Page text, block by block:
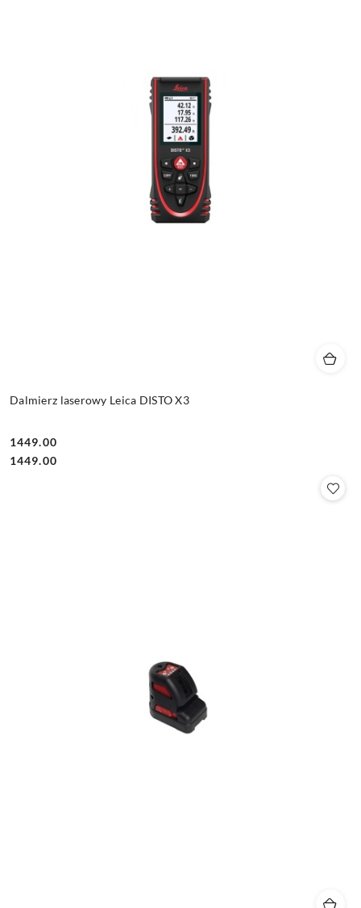
Dalmierz laserowy Leica DISTO X3
Cena:
1449.00
Cena:
1449.00